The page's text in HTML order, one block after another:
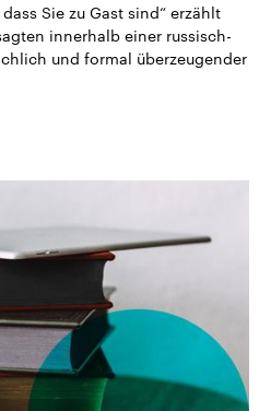
Sie zu Gast sind“ erzählt
innerhalb einer russisch-
und formal überzeugender